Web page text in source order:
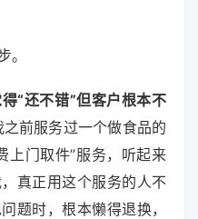
。
“还不错”但客户根本不
前服务过一个做食品的
上门取件”服务，听起来
真正用这个服务的人不
题时，根本懒得退换，